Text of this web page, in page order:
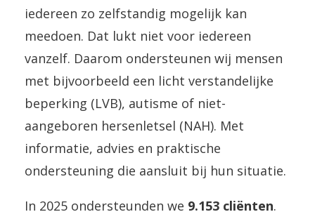
iedereen zo zelfstandig mogelijk kan
meedoen. Dat lukt niet voor iedereen
vanzelf. Daarom ondersteunen wij mensen
met bijvoorbeeld een licht verstandelijke
beperking (LVB), autisme of niet-
aangeboren hersenletsel (NAH). Met
informatie, advies en praktische
ondersteuning die aansluit bij hun situatie.
In 2025 ondersteunden we 9.153 cliënten.